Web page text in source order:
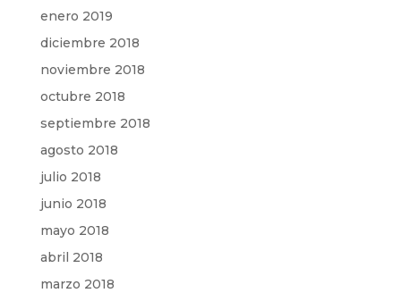
enero 2019
diciembre 2018
noviembre 2018
octubre 2018
septiembre 2018
agosto 2018
julio 2018
junio 2018
mayo 2018
abril 2018
marzo 2018